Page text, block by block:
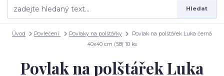
Hledat
Úvod Povlečení Povlaky na polštářky
Povlak na polštářek Luka černá
40x40 cm (58) 10 ks
Povlak na polštářek Luka